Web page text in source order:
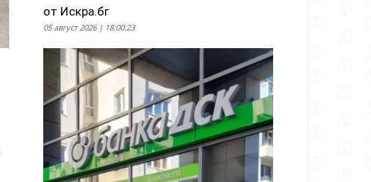
от Искра.бг
05 август 2026 | 18:00:23